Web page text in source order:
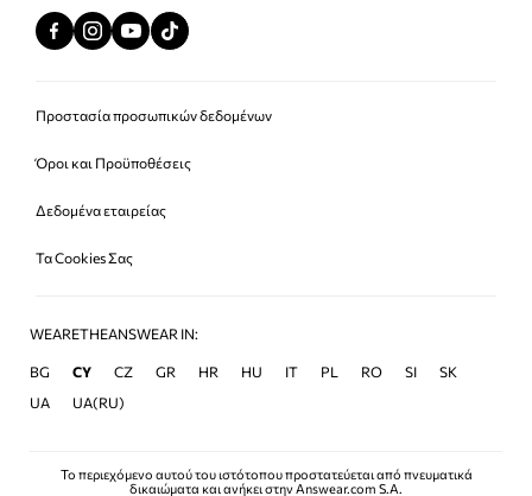
Προστασία προσωπικών δεδομένων
Όροι και Προϋποθέσεις
Δεδομένα εταιρείας
Τα Cookies Σας
WEARETHEANSWEAR IN:
BG CY CZ GR HR HU IT PL RO SI
SK
UA
UA(RU)
Το περιεχόμενο αυτού του ιστότοπου προστατεύεται από πνευματικά
δικαιώματα και ανήκει στην Answear.com S.A.